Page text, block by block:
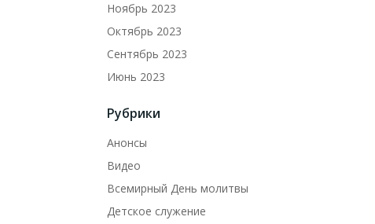
Ноябрь 2023
Октябрь 2023
Сентябрь 2023
Июнь 2023
Рубрики
Анонсы
Видео
Всемирный День молитвы
Детское служение